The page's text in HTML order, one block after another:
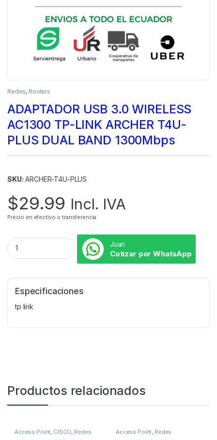
Redes, Routers
ADAPTADOR USB 3.0 WIRELESS
AC1300 TP-LINK ARCHER T4U-
PLUS DUAL BAND 1300Mbps
SKU: ARCHER-T4U-PLUS
$29.99 Incl. IVA
Precio en efectivo o transferencia
Juan
Cotizar por WhatsApp
Especificaciones
tp link
Productos relacionados
Access Point, CISCO, Redes Access Point, Redes